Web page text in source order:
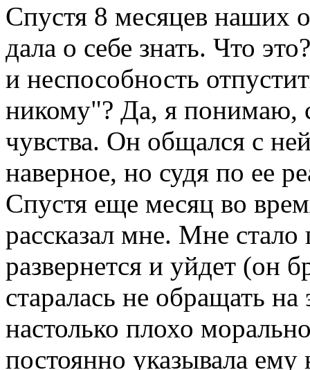
Спустя 8 месяцев наших
дала о себе знать. Что
и неспособность
никому"? Да, я понимаю,
чувства. Он общался с
наверное, но судя по ее
Спустя еще месяц во
рассказал мне. Мне
развернется и уйдет (он
старалась не обращать
настолько плохо
постоянно указывала